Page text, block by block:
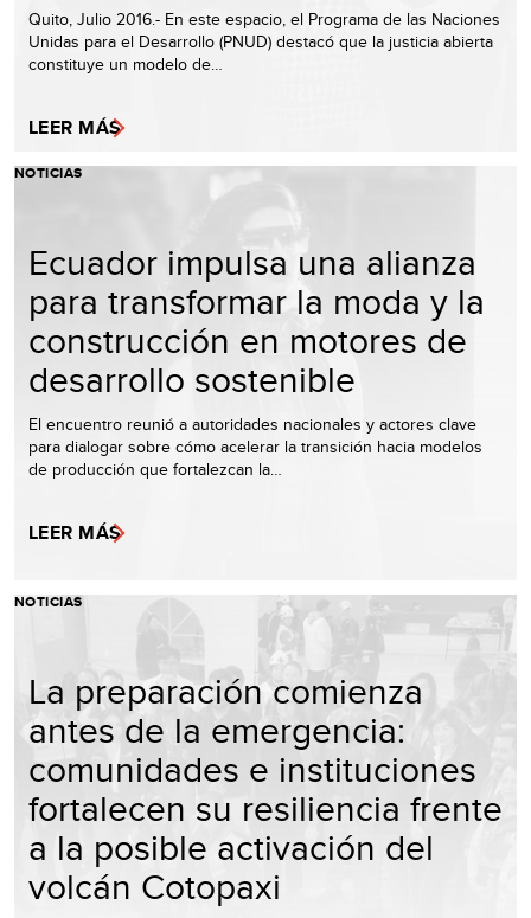
Quito, Julio 2016.- En este espacio, el Programa de las Naciones
Unidas para el Desarrollo (PNUD) destacó que la justicia abierta
constituye un modelo de…
LEER MÁS
NOTICIAS
Ecuador impulsa una alianza
para transformar la moda y la
construcción en motores de
desarrollo sostenible
El encuentro reunió a autoridades nacionales y actores clave
para dialogar sobre cómo acelerar la transición hacia modelos
de producción que fortalezcan la…
LEER MÁS
NOTICIAS
La preparación comienza
antes de la emergencia:
comunidades e instituciones
fortalecen su resiliencia frente
a la posible activación del
volcán Cotopaxi